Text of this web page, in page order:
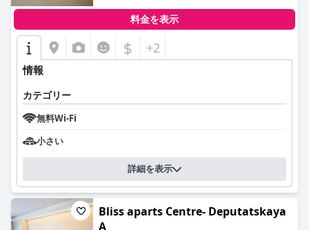
料金を表示
$ +2
情報
カテゴリー
無料Wi-Fi
小さい
詳細を表示
Bliss aparts Centre- Deputatskaya
A